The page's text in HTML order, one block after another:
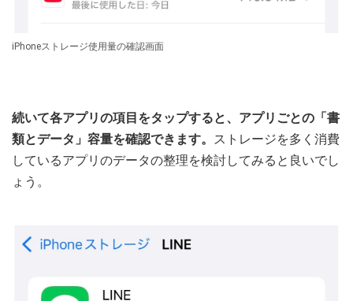
iPhoneストレージ使用量の確認画面
続いて各アプリの項目をタップすると、アプリごとの「書
類とデータ」容量を確認できます。 ストレージを多く消費
しているアプリのデータの整理を検討してみると良いでし
ょう。